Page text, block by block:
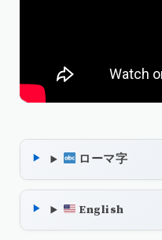
ローマ字
English